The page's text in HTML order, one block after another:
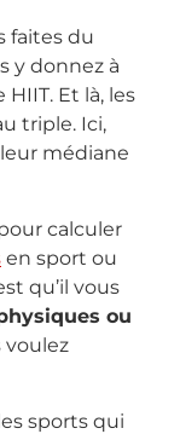
faites du
y donnez à
Et là, les
triple. Ici,
médiane
calculer
en sport ou
qu’il vous
ou
voulez
sports qui